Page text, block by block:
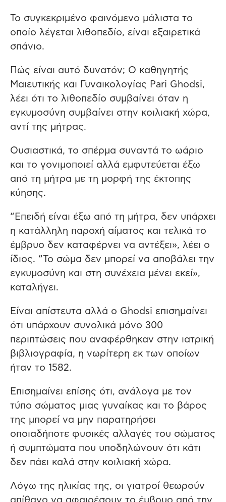
Το συγκεκριμένο φαινόμενο μάλιστα το
οποίο λέγεται λιθοπεδίο, είναι εξαιρετικά
σπάνιο.
Πώς είναι αυτό δυνατόν; Ο καθηγητής
Μαιευτικής και Γυναικολογίας Pari Ghodsi,
λέει ότι το λιθοπεδίο συμβαίνει όταν η
εγκυμοσύνη συμβαίνει στην κοιλιακή χώρα,
αντί της μήτρας.
Ουσιαστικά, το σπέρμα συναντά το ωάριο
και το γονιμοποιεί αλλά εμφυτεύεται έξω
από τη μήτρα με τη μορφή της έκτοπης
κύησης.
“Επειδή είναι έξω από τη μήτρα, δεν υπάρχει
η κατάλληλη παροχή αίματος και τελικά το
έμβρυο δεν καταφέρνει να αντέξει», λέει ο
ίδιος. “Το σώμα δεν μπορεί να αποβάλει την
εγκυμοσύνη και στη συνέχεια μένει εκεί»,
καταλήγει.
Είναι απίστευτα αλλά ο Ghodsi επισημαίνει
ότι υπάρχουν συνολικά μόνο 300
περιπτώσεις που αναφέρθηκαν στην ιατρική
βιβλιογραφία, η νωρίτερη εκ των οποίων
ήταν το 1582.
Επισημαίνει επίσης ότι, ανάλογα με τον
τύπο σώματος μιας γυναίκας και το βάρος
της μπορεί να μην παρατηρήσει
οποιαδήποτε φυσικές αλλαγές του σώματος
ή συμπτώματα που υποδηλώνουν ότι κάτι
δεν πάει καλά στην κοιλιακή χώρα.
Λόγω της ηλικίας της, οι γιατροί θεωρούν